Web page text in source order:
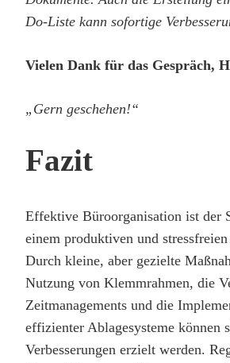
Do-Liste kann sofortige
Vielen Dank für das Gespräch,
„Gern geschehen!“
Fazit
Effektive Büroorganisation ist der
einem produktiven und
Durch kleine, aber gezielte
Nutzung von Klemmrahmen, die
Zeitmanagements und die
effizienter Ablagesysteme können
Verbesserungen erzielt werden.